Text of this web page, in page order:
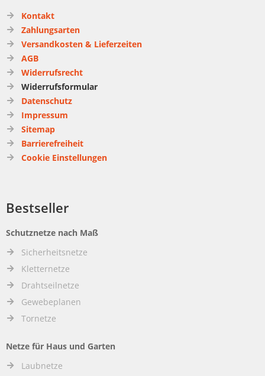
Kontakt
Zahlungsarten
Versandkosten & Lieferzeiten
AGB
Widerrufsrecht
Widerrufsformular
Datenschutz
Impressum
Sitemap
Barrierefreiheit
Cookie Einstellungen
Bestseller
Schutznetze nach Maß
Sicherheitsnetze
Kletternetze
Drahtseilnetze
Gewebeplanen
Tornetze
Netze für Haus und Garten
Laubnetze